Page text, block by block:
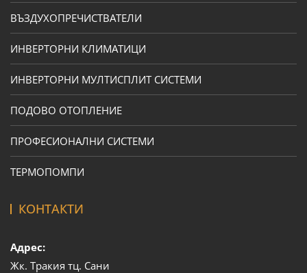
ВЪЗДУХОПРЕЧИСТВАТЕЛИ
ИНВЕРТОРНИ КЛИМАТИЦИ
ИНВЕРТОРНИ МУЛТИСПЛИТ СИСТЕМИ
ПОДОВО ОТОПЛЕНИЕ
ПРОФЕСИОНАЛНИ СИСТЕМИ
ТЕРМОПОМПИ
КОНТАКТИ
Адрес:
Жк. Тракия тц. Сани